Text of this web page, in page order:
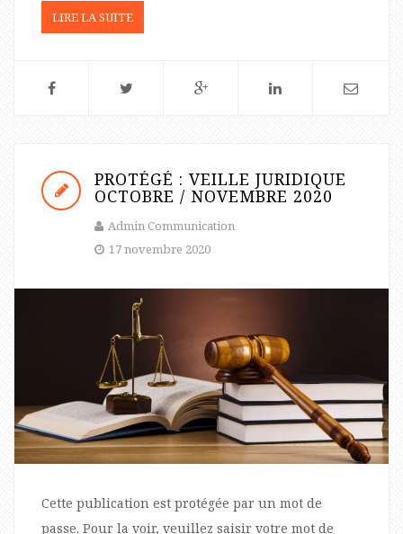
LIRE LA SUITE
PROTÉGÉ : VEILLE JURIDIQUE
OCTOBRE / NOVEMBRE 2020
Admin Communication
17 novembre 2020
Cette publication est protégée par un mot de
passe. Pour la voir, veuillez saisir votre mot de